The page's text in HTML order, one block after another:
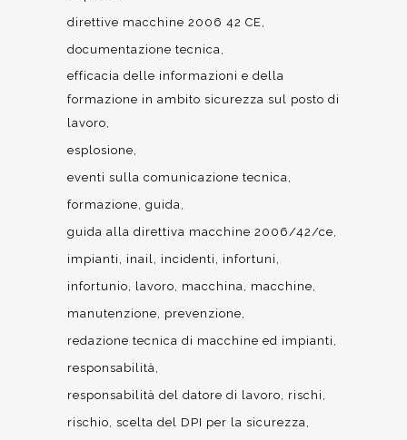
direttive macchine 2006 42 CE
documentazione tecnica
efficacia delle informazioni e della
formazione in ambito sicurezza sul posto di
lavoro
esplosione
eventi sulla comunicazione tecnica
formazione guida
guida alla direttiva macchine 2006/42/ce
impianti
inail incidenti
infortuni
infortunio
lavoro macchina
macchine
manutenzione
prevenzione
redazione tecnica di macchine ed impianti
responsabilità
responsabilità del datore di lavoro
rischi
rischio scelta del DPI per la sicurezza